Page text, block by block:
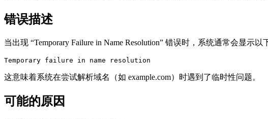
错误描述
当出现 “Temporary Failure in Name Resolution” 错误时，系统通常会显示以
Temporary failure in name resolution
这意味着系统在尝试解析域名（如 example.com）时遇到了临时性问题。
可能的原因